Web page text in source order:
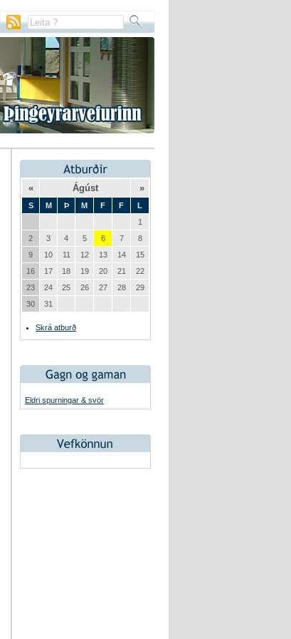
« Ágúst »
S M Þ M F F
L
1
2
3 4 5 6 7
8
9
10 11 12 13 14
15
16
17 18 19 20 21
22
23
24 25 26 27 28
29
30
31
Skrá atburð
Eldri spurningar & svör